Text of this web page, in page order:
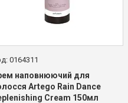
0164311
наповнюючий для
Artego Rain Dance
Cream 150мл